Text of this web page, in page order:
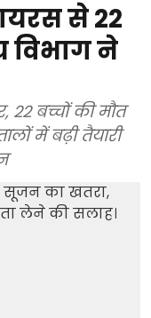
से 22
विभाग ने
22 बच्चों की मौत
में बढ़ी तैयारी